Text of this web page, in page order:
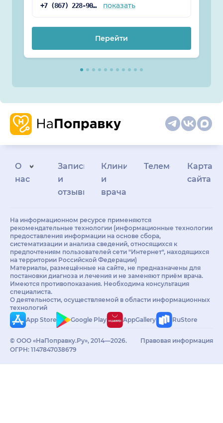
+7 (867) 228-90-53 показать
Перейти
О
нас
Запись
и
отзывы
Клиникам
и
врачам
Телемедицина
Карта
сайта
На информационном ресурсе применяются
рекомендательные технологии (информационные технологии
предоставления информации на основе сбора,
систематизации и анализа сведений, относящихся к
предпочтениям пользователей сети "Интернет", находящихся
на территории Российской Федерации)
Материалы, размещённые на сайте, не предназначены для
постановки диагноза и лечения и не заменяют приём врача.
Имеются противопоказания. Необходима консультация
специалиста.
О деятельности, осуществляемой в области информационных
технологий
App Store
Google Play AppGallery RuStore
© ООО «НаПоправку.Ру», 2014—2026.
ОГРН: 1147847038679
Правовая информация